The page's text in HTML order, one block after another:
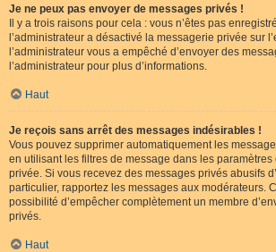
Je ne peux pas envoyer de messages privés !
Il y a trois raisons pour cela : vous n’êtes pas
l’administrateur a désactivé la messagerie privée sur
l’administrateur vous a empêché d’envoyer des
l’administrateur pour plus d’informations.
Haut
Je reçois sans arrêt des messages indésirables !
Vous pouvez supprimer automatiquement les
en utilisant les filtres de message dans les paramètres
privée. Si vous recevez des messages privés abusifs
particulier, rapportez les messages aux modérateurs.
possibilité d’empêcher complètement un membre
privés.
Haut